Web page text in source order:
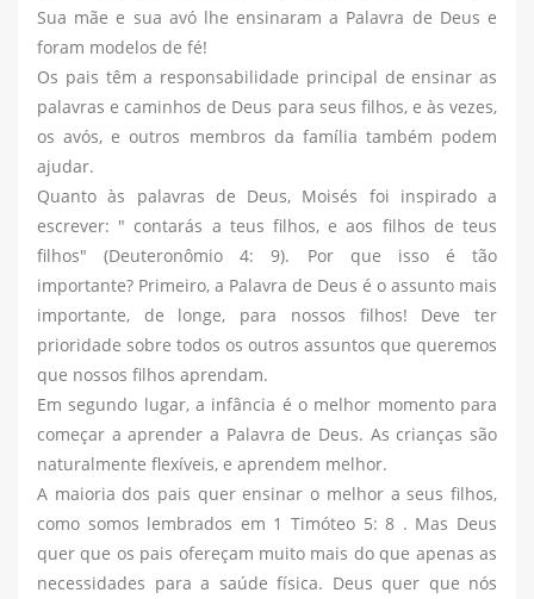
Sua mãe e sua avó lhe ensinaram a Palavra de Deus e
foram modelos de fé!
Os pais têm a responsabilidade principal de ensinar as
palavras e caminhos de Deus para seus filhos, e às vezes,
os avós, e outros membros da família também podem
ajudar.
Quanto às palavras de Deus, Moisés foi inspirado a
escrever: " contarás a teus filhos, e aos filhos de teus
filhos" (Deuteronômio 4: 9). Por que isso é tão
importante? Primeiro, a Palavra de Deus é o assunto mais
importante, de longe, para nossos filhos! Deve ter
prioridade sobre todos os outros assuntos que queremos
que nossos filhos aprendam.
Em segundo lugar, a infância é o melhor momento para
começar a aprender a Palavra de Deus. As crianças são
naturalmente flexíveis, e aprendem melhor.
A maioria dos pais quer ensinar o melhor a seus filhos,
como somos lembrados em 1 Timóteo 5: 8 . Mas Deus
quer que os pais ofereçam muito mais do que apenas as
necessidades para a saúde física. Deus quer que nós